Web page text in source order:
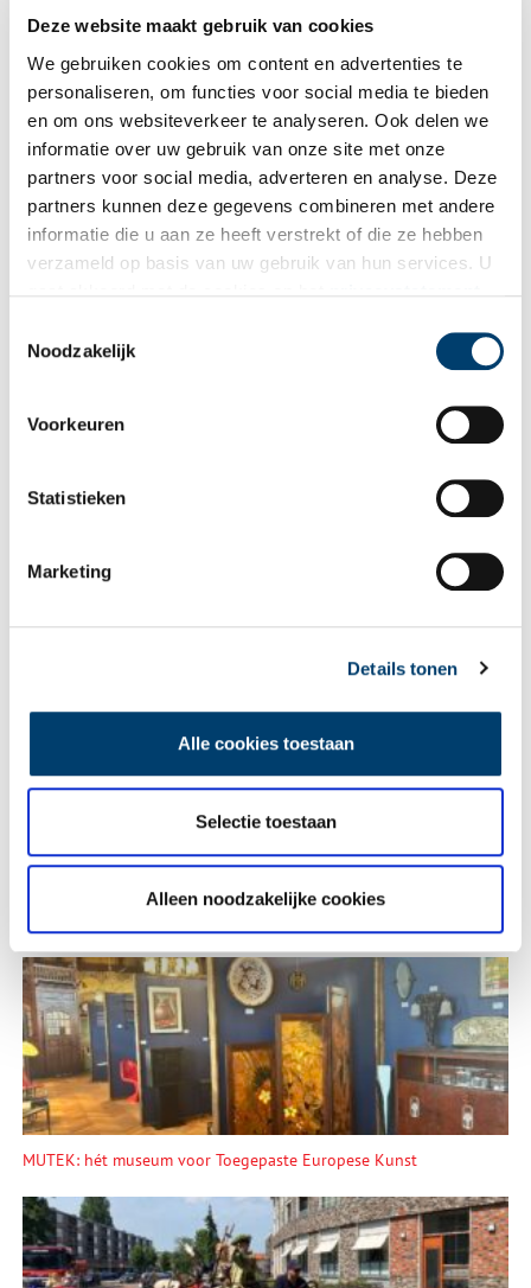
Deze website maakt gebruik van cookies
We gebruiken cookies om content en advertenties te
personaliseren, om functies voor social media te bieden
en om ons websiteverkeer te analyseren. Ook delen we
informatie over uw gebruik van onze site met onze
partners voor social media, adverteren en analyse. Deze
partners kunnen deze gegevens combineren met andere
informatie die u aan ze heeft verstrekt of die ze hebben
verzameld op basis van uw gebruik van hun services. U
Noodzakelijk
Voorkeuren
Statistieken
Marketing
Details tonen
Alle cookies toestaan
Selectie toestaan
Alleen noodzakelijke cookies
Bij inschrijving gaat u akkoord met ons privacybeleid
Aanvullingen
Vul deze informatie aan of geef een reactie.
Naam*
Lees meer verhalen
MUTEK: hét museum voor Toegepaste Europese Kunst